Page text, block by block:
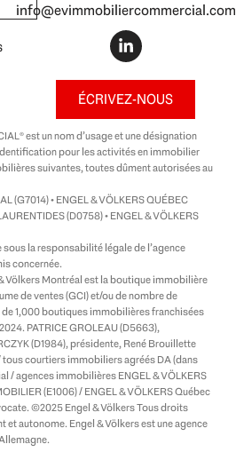
info@evimmobiliercommercial.com
L
i
n
k
e
d
i
n
-
i
ÉCRIVEZ-NOUS
est un nom d’usage et une désignation
pour les activités en immobilier
suivantes, toutes dûment autorisées au
(G7014) • ENGEL & VÖLKERS QUÉBEC
(D0758) • ENGEL & VÖLKERS
la responsabilité légale de l’agence
concernée.
Völkers Montréal est la boutique immobilière
de ventes (GCI) et/ou de nombre de
1,000 boutiques immobilières franchisées
PATRICE GROLEAU (D5663),
(D1984), présidente, René Brouillette
courtiers immobiliers agréés DA (dans
/ agences immobilières ENGEL & VÖLKERS
(E1006) / ENGEL & VÖLKERS Québec
©2025 Engel & Völkers Tous droits
et autonome. Engel & Völkers est une agence